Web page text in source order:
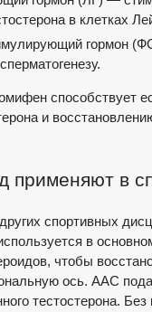
в клетках
гормон
способствует
и
применяют в
спортивных
в
чтобы
ось. ААС
тестостерона. Без